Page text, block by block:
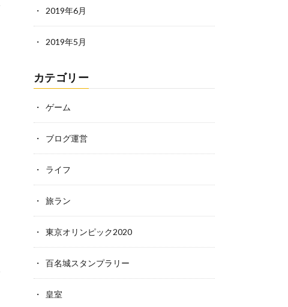
2019年6月
2019年5月
カテゴリー
ゲーム
ブログ運営
ライフ
旅ラン
東京オリンピック2020
百名城スタンプラリー
皇室